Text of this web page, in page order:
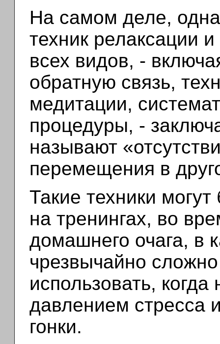
На самом деле,
техник релаксации
всех видов, -
обратную связь,
медитации,
процедуры, -
называют
перемещения в
Такие техники
на тренингах, во
домашнего очага, в
чрезвычайно
использовать,
давлением стресса
гонки.